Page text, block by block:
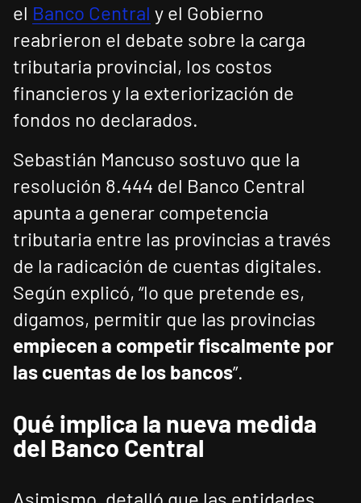
el Banco Central y el Gobierno
reabrieron el debate sobre la carga
tributaria provincial, los costos
financieros y la exteriorización de
fondos no declarados.
Sebastián Mancuso sostuvo que la
resolución 8.444 del Banco Central
apunta a generar competencia
tributaria entre las provincias a través
de la radicación de cuentas digitales.
Según explicó, “lo que pretende es,
digamos, permitir que las provincias
empiecen a competir fiscalmente por
las cuentas de los bancos”.
Qué implica la nueva medida
del Banco Central